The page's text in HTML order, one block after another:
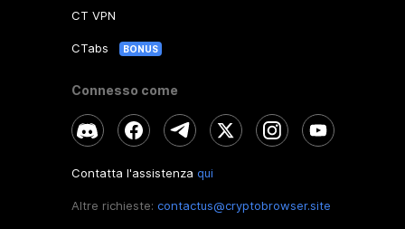
CT VPN
CTabs BONUS
Connesso come
Contatta l'assistenza qui
Altre richieste: contactus@cryptobrowser.site